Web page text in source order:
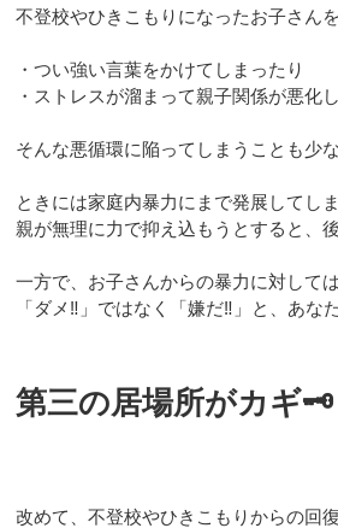
不登校やひきこもりになったお子さん
・つい強い言葉をかけてしまったり
・ストレスが溜まって親子関係が悪化
そんな悪循環に陥ってしまうことも少
ときには家庭内暴力にまで発展してし
親が無理に力で抑え込もうとすると、
一方で、お子さんからの暴力に対して
「ダメ‼️」ではなく「嫌だ‼️」と、あな
第三の居場所がカギ🗝️
改めて、不登校やひきこもりからの回